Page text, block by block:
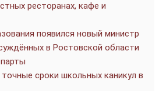
ресторанах, кафе и
появился новый министр
в Ростовской области
сроки школьных каникул в